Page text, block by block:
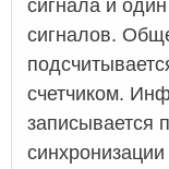
сигнала и
сигналов.
счетчиком.
записывается